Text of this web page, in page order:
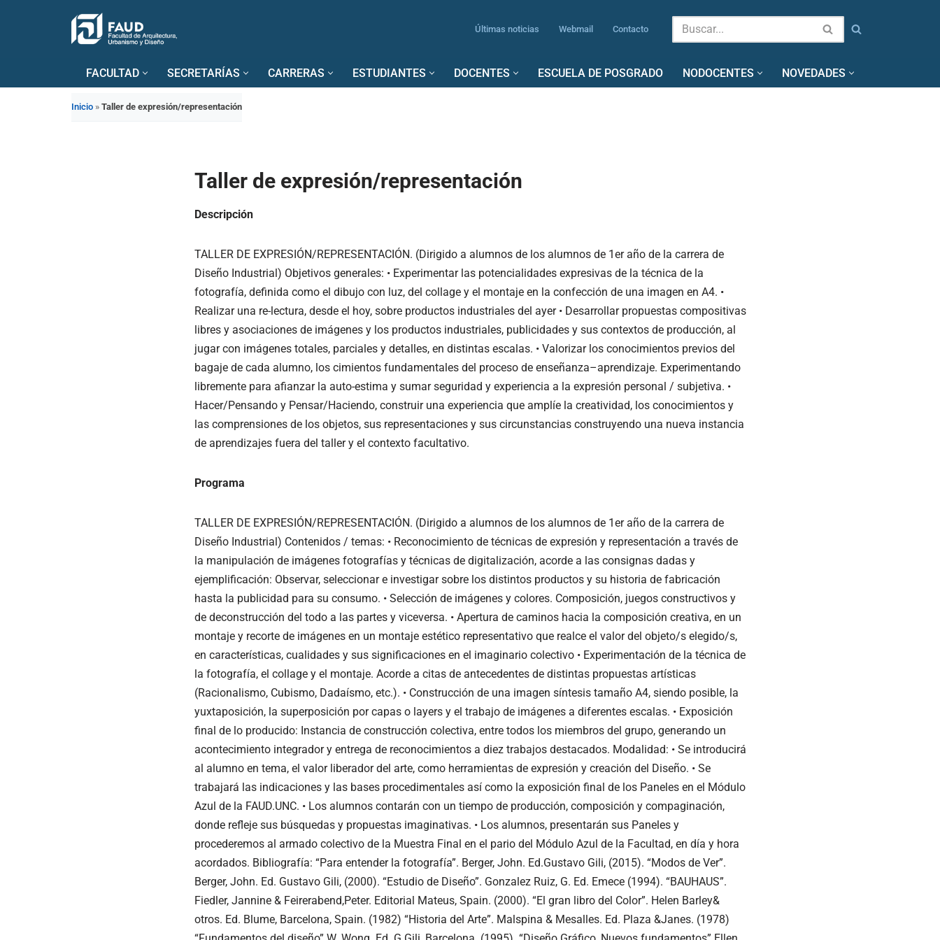
Últimas noticias Webmail Contacto
FACULTAD SECRETARÍAS CARRERAS ESTUDIANTES DOCENTES ESCUELA DE POSGRADO NODOCENTES NOVEDADES
Inicio » Taller de expresión/representación
Taller de expresión/representación
Descripción
TALLER DE EXPRESIÓN/REPRESENTACIÓN. (Dirigido a alumnos de los alumnos de 1er año de la carrera de
Diseño Industrial) Objetivos generales: • Experimentar las potencialidades expresivas de la técnica de la
fotografía, definida como el dibujo con luz, del collage y el montaje en la confección de una imagen en A4. •
Realizar una re-lectura, desde el hoy, sobre productos industriales del ayer • Desarrollar propuestas compositivas
libres y asociaciones de imágenes y los productos industriales, publicidades y sus contextos de producción, al
jugar con imágenes totales, parciales y detalles, en distintas escalas. • Valorizar los conocimientos previos del
bagaje de cada alumno, los cimientos fundamentales del proceso de enseñanza–aprendizaje. Experimentando
libremente para afianzar la auto-estima y sumar seguridad y experiencia a la expresión personal / subjetiva. •
Hacer/Pensando y Pensar/Haciendo, construir una experiencia que amplíe la creatividad, los conocimientos y
las comprensiones de los objetos, sus representaciones y sus circunstancias construyendo una nueva instancia
de aprendizajes fuera del taller y el contexto facultativo.
Programa
TALLER DE EXPRESIÓN/REPRESENTACIÓN. (Dirigido a alumnos de los alumnos de 1er año de la carrera de
Diseño Industrial) Contenidos / temas: • Reconocimiento de técnicas de expresión y representación a través de
la manipulación de imágenes fotografías y técnicas de digitalización, acorde a las consignas dadas y
ejemplificación: Observar, seleccionar e investigar sobre los distintos productos y su historia de fabricación
hasta la publicidad para su consumo. • Selección de imágenes y colores. Composición, juegos constructivos y
de deconstrucción del todo a las partes y viceversa. • Apertura de caminos hacia la composición creativa, en un
montaje y recorte de imágenes en un montaje estético representativo que realce el valor del objeto/s elegido/s,
en características, cualidades y sus significaciones en el imaginario colectivo • Experimentación de la técnica de
la fotografía, el collage y el montaje. Acorde a citas de antecedentes de distintas propuestas artísticas
(Racionalismo, Cubismo, Dadaísmo, etc.). • Construcción de una imagen síntesis tamaño A4, siendo posible, la
yuxtaposición, la superposición por capas o layers y el trabajo de imágenes a diferentes escalas. • Exposición
final de lo producido: Instancia de construcción colectiva, entre todos los miembros del grupo, generando un
acontecimiento integrador y entrega de reconocimientos a diez trabajos destacados. Modalidad: • Se introducirá
al alumno en tema, el valor liberador del arte, como herramientas de expresión y creación del Diseño. • Se
trabajará las indicaciones y las bases procedimentales así como la exposición final de los Paneles en el Módulo
Azul de la FAUD.UNC. • Los alumnos contarán con un tiempo de producción, composición y compaginación,
donde refleje sus búsquedas y propuestas imaginativas. • Los alumnos, presentarán sus Paneles y
procederemos al armado colectivo de la Muestra Final en el pario del Módulo Azul de la Facultad, en día y hora
acordados. Bibliografía: “Para entender la fotografía”. Berger, John. Ed.Gustavo Gili, (2015). “Modos de Ver”.
Berger, John. Ed. Gustavo Gili, (2000). “Estudio de Diseño”. Gonzalez Ruiz, G. Ed. Emece (1994). “BAUHAUS”.
Fiedler, Jannine & Feirerabend,Peter. Editorial Mateus, Spain. (2000). “El gran libro del Color”. Helen Barley&
otros. Ed. Blume, Barcelona, Spain. (1982) “Historia del Arte”. Malspina & Mesalles. Ed. Plaza &Janes. (1978)